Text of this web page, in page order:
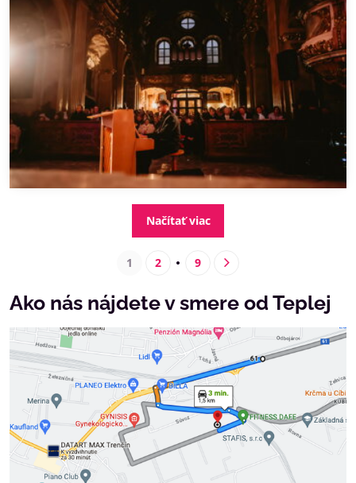
Načítať viac
1 2 9
Ako nás nájdete v smere od Teplej